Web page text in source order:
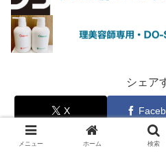
シェア
X
メニュー ホーム 検索